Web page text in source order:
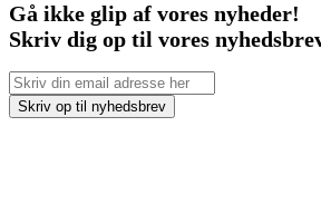
Gå ikke glip af vores nyheder!
Skriv dig op til vores